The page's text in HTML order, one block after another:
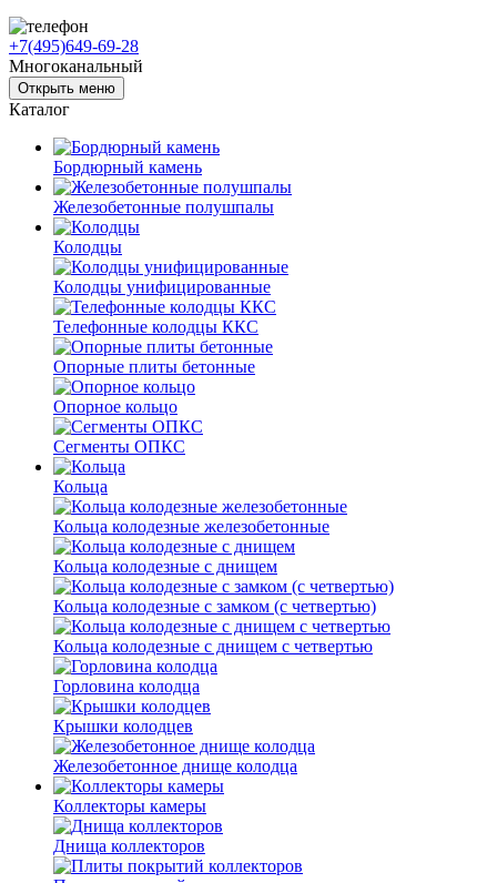
+7(495)649-69-28
Многоканальный
Открыть меню
Каталог
Бордюрный камень
Железобетонные полушпалы
Колодцы
Колодцы унифицированные
Телефонные колодцы ККС
Опорные плиты бетонные
Опорное кольцо
Сегменты ОПКС
Кольца
Кольца колодезные железобетонные
Кольца колодезные с днищем
Кольца колодезные с замком (с четвертью)
Кольца колодезные с днищем с четвертью
Горловина колодца
Крышки колодцев
Железобетонное днище колодца
Коллекторы камеры
Днища коллекторов